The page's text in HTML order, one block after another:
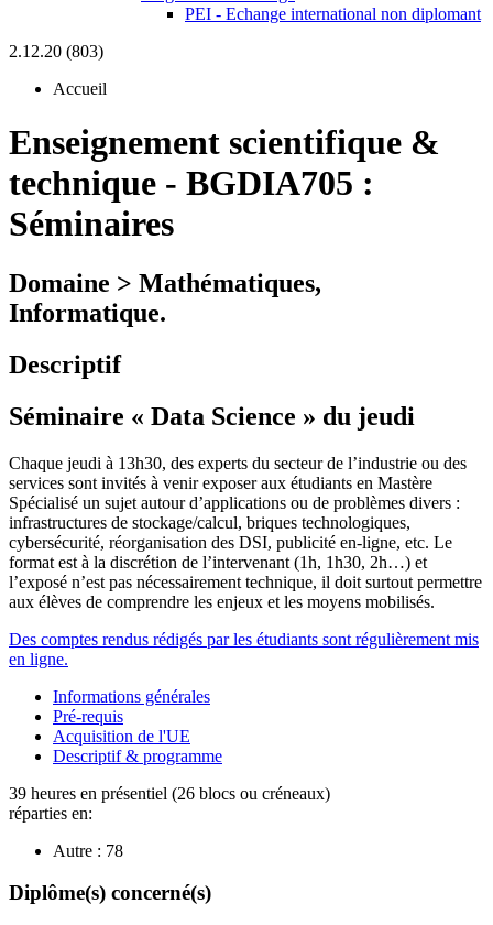
PEI - Echange international non diplomant
2.12.20 (803)
Accueil
Enseignement scientifique &
technique - BGDIA705 :
Séminaires
Domaine > Mathématiques,
Informatique.
Descriptif
Séminaire « Data Science » du jeudi
Chaque jeudi à 13h30, des experts du secteur de l’industrie ou des
services sont invités à venir exposer aux étudiants en Mastère
Spécialisé un sujet autour d’applications ou de problèmes divers :
infrastructures de stockage/calcul, briques technologiques,
cybersécurité, réorganisation des DSI, publicité en-ligne, etc. Le
format est à la discrétion de l’intervenant (1h, 1h30, 2h…) et
l’exposé n’est pas nécessairement technique, il doit surtout permettre
aux élèves de comprendre les enjeux et les moyens mobilisés.
Des comptes rendus rédigés par les étudiants sont régulièrement mis
en ligne.
Informations générales
Pré-requis
Acquisition de l'UE
Descriptif & programme
39 heures en présentiel (26 blocs ou créneaux)
réparties en:
Autre : 78
Diplôme(s) concerné(s)